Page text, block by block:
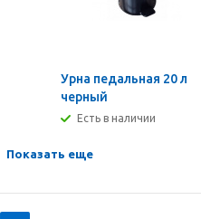
Урна педальная 20 л
черный
Есть в наличии
Показать еще